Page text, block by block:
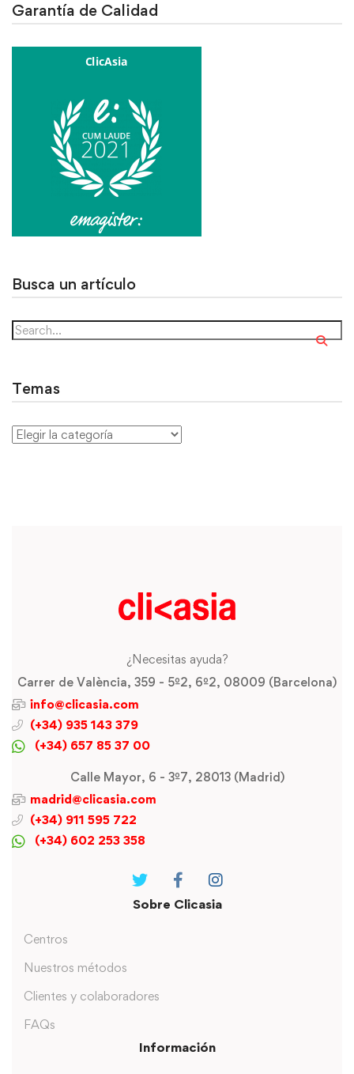
Garantía de Calidad
Busca un artículo
Temas
¿Necesitas ayuda?
Carrer de València, 359 - 5º2, 6º2, 08009 (Barcelona)
info@clicasia.com
(+34) 935 143 379
(+34) 657 85 37 00
Calle Mayor, 6 - 3º7, 28013 (Madrid)
madrid@clicasia.com
(+34) 911 595 722
(+34) 602 253 358
Sobre Clicasia
Centros
Nuestros métodos
Clientes y colaboradores
FAQs
Información